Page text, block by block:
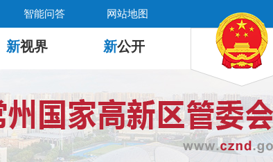
智能问答 网站地图
新视界 新公开